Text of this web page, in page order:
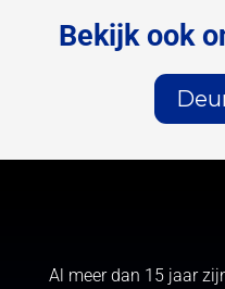
Bekijk ook
Al meer dan 15 jaar